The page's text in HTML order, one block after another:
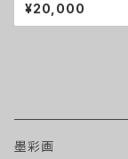
¥20,000
墨彩画